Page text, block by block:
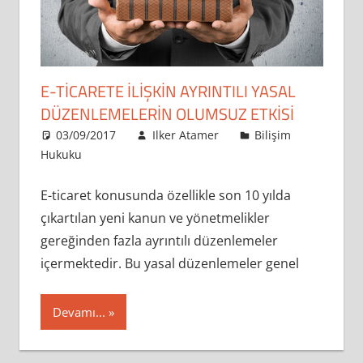
E-TICARETE İLIŞKIN AYRINTILI YASAL
DÜZENLEMELERIN OLUMSUZ ETKISI
03/09/2017 Ilker Atamer
Bilişim
Hukuku
E-ticaret konusunda özellikle son 10 yılda
çıkartılan yeni kanun ve yönetmelikler
gereğinden fazla ayrıntılı düzenlemeler
içermektedir. Bu yasal düzenlemeler genel
Devamı...